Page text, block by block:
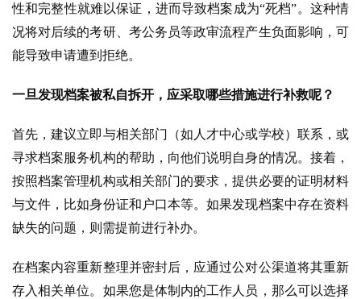
性和完整性就难以保证，进而导致档案成为“死档”。这种情
况将对后续的考研、考公务员等政审流程产生负面影响，可
能导致申请遭到拒绝。
一旦发现档案被私自拆开，应采取哪些措施进行补救呢？
首先，建议立即与相关部门（如人才中心或学校）联系，或
寻求档案服务机构的帮助，向他们说明自身的情况。接着，
按照档案管理机构或相关部门的要求，提供必要的证明材料
与文件，比如身份证和户口本等。如果发现档案中存在资料
缺失的问题，则需提前进行补办。
在档案内容重新整理并密封后，应通过公对公渠道将其重新
存入相关单位。如果您是体制内的工作人员，那么可以选择